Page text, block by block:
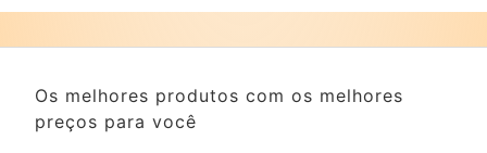
Os melhores produtos com os melhores
preços para você